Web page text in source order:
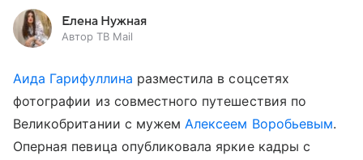
Елена Нужная
Автор ТВ Mail
Аида Гарифуллина разместила в соцсетях
фотографии из совместного путешествия по
Великобритании с мужемАлексеем Воробьевым.
Оперная певица опубликовала яркие кадры с